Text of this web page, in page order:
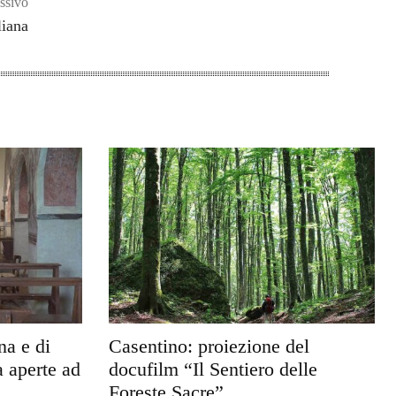
e di
aperte ad
Casentino: proiezione del
docufilm “Il Sentiero delle